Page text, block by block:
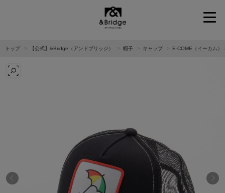
トップ 【公式】&Bridge（アンドブリッジ） 帽子 キャップ E-COME（イーカム）